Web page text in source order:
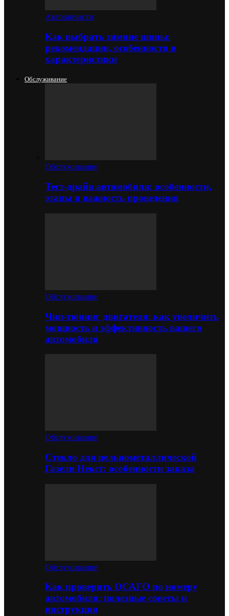
Автозапчасти
Как выбрать зимние шины:
рекомендации, особенности и
характеристики
Обслуживание
Обслуживание
Тест-драйв автомобиля: особенности,
этапы и важность проведения
Обслуживание
Чип-тюнинг двигателя: как увеличить
мощность и эффективность вашего
автомобиля
Обслуживание
Стекло для цельнометаллической
Газели Некст: особенности заказа
Обслуживание
Как проверить ОСАГО по номеру
автомобиля: полезные советы и
инструкция